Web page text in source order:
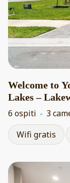
Welcome to
Lakes –
6 ospiti
3
Wifi gratis